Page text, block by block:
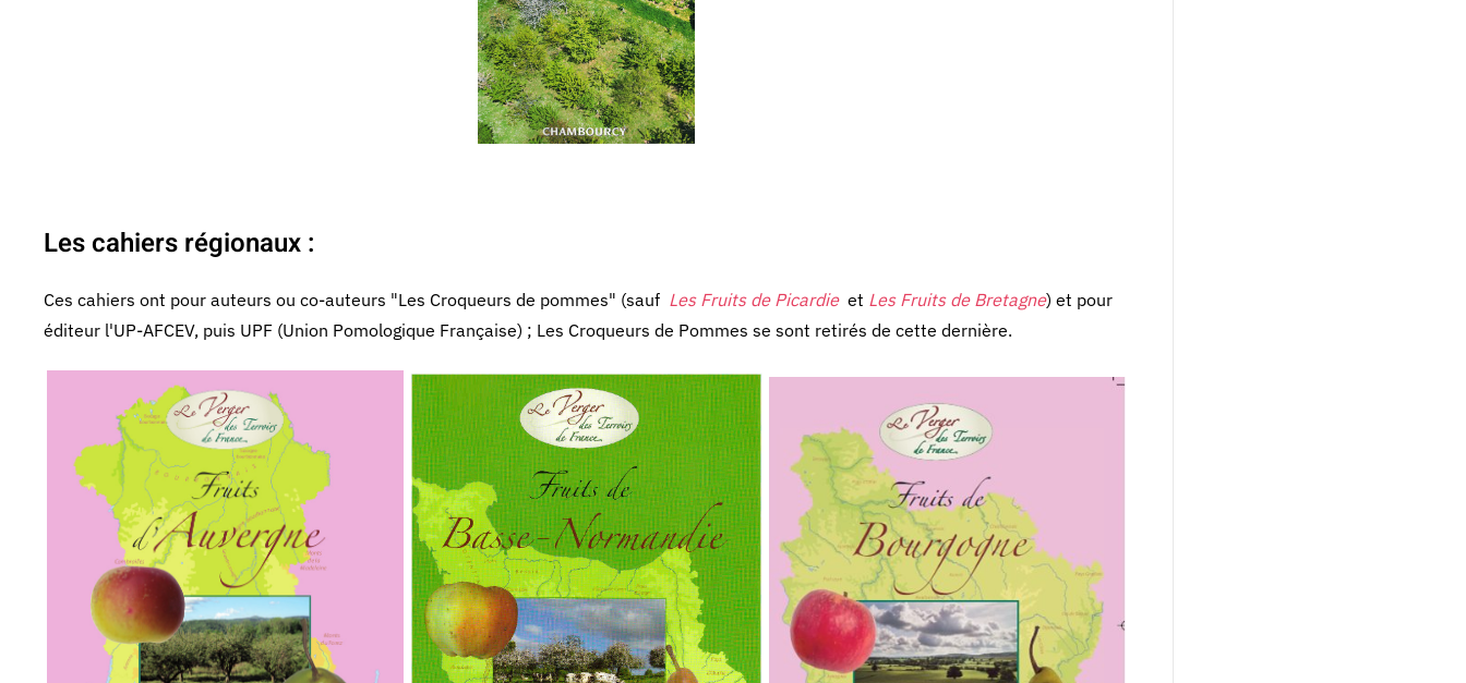
Les cahiers régionaux :
Ces cahiers ont pour auteurs ou co-auteurs "Les Croqueurs de pommes" (sauf Les Fruits de Picardieet Les Fruits de Bretagne) et pour
éditeur l'UP-AFCEV, puis UPF (Union Pomologique Française) ; Les Croqueurs de Pommes se sont retirés de cette dernière.